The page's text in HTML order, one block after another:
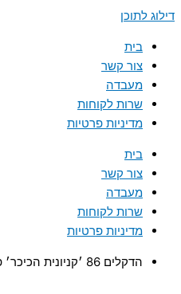
דילוג לתוכן
בית
צור קשר
מעבדה
שרות לקוחות
מדיניות פרטיות
בית
צור קשר
מעבדה
שרות לקוחות
מדיניות פרטיות
הדקלים 86 ׳קניונית הכיכר׳ פרדס חנה